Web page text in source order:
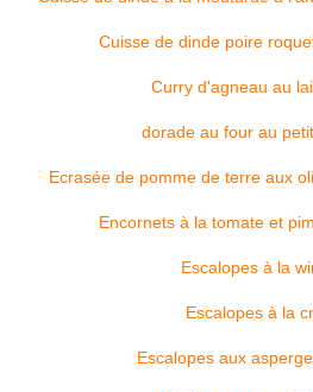
Cuisse de dinde poire
Curry d'agneau au
dorade au four au
Ecrasée de pomme de terre aux
Encornets à la tomate et
Escalopes à la
Escalopes à la
Escalopes aux